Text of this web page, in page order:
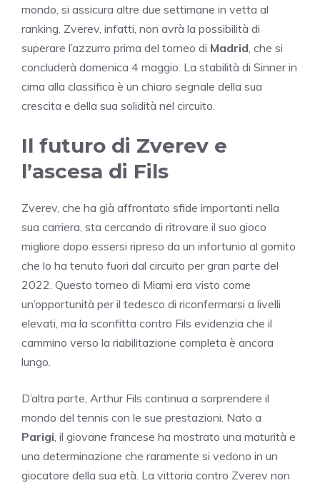
mondo, si assicura altre due settimane in vetta al
ranking. Zverev, infatti, non avrà la possibilità di
superare l’azzurro prima del torneo di Madrid , che si
concluderà domenica 4 maggio. La stabilità di Sinner in
cima alla classifica è un chiaro segnale della sua
crescita e della sua solidità nel circuito.
Il futuro di Zverev e
l’ascesa di Fils
Zverev, che ha già affrontato sfide importanti nella
sua carriera, sta cercando di ritrovare il suo gioco
migliore dopo essersi ripreso da un infortunio al gomito
che lo ha tenuto fuori dal circuito per gran parte del
2022. Questo torneo di Miami era visto come
un’opportunità per il tedesco di riconfermarsi a livelli
elevati, ma la sconfitta contro Fils evidenzia che il
cammino verso la riabilitazione completa è ancora
lungo.
D’altra parte, Arthur Fils continua a sorprendere il
mondo del tennis con le sue prestazioni. Nato a
Parigi , il giovane francese ha mostrato una maturità e
una determinazione che raramente si vedono in un
giocatore della sua età. La vittoria contro Zverev non